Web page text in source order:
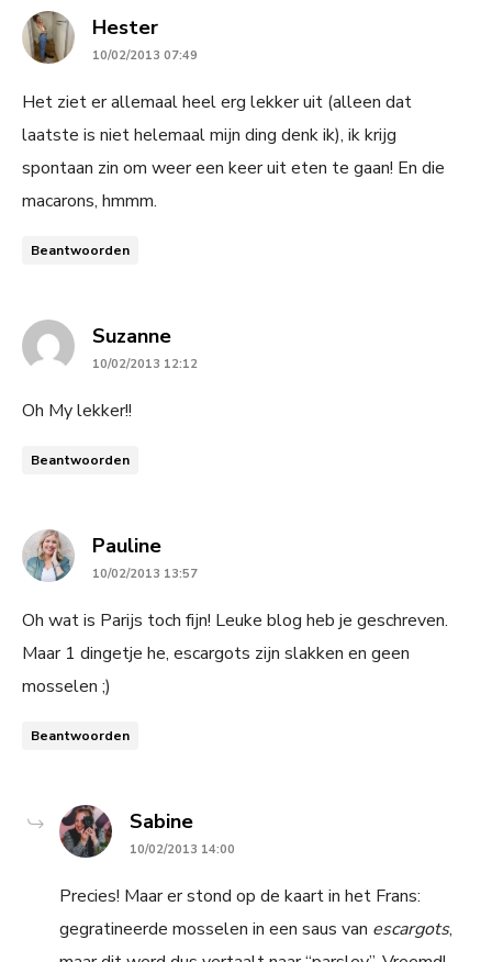
Hestersays:
10/02/2013 07:49
Het ziet er allemaal heel erg lekker uit (alleen dat
laatste is niet helemaal mijn ding denk ik), ik krijg
spontaan zin om weer een keer uit eten te gaan! En die
macarons, hmmm.
Beantwoorden
Suzannesays:
10/02/2013 12:12
Oh My lekker!!
Beantwoorden
Paulinesays:
10/02/2013 13:57
Oh wat is Parijs toch fijn! Leuke blog heb je geschreven.
Maar 1 dingetje he, escargots zijn slakken en geen
mosselen ;)
Beantwoorden
Sabinesays:
10/02/2013 14:00
Precies! Maar er stond op de kaart in het Frans:
gegratineerde mosselen in een saus van escargots,